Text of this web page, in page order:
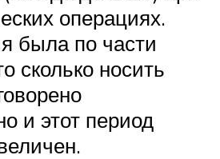
операциях.
была по части
сколько носить
и этот период